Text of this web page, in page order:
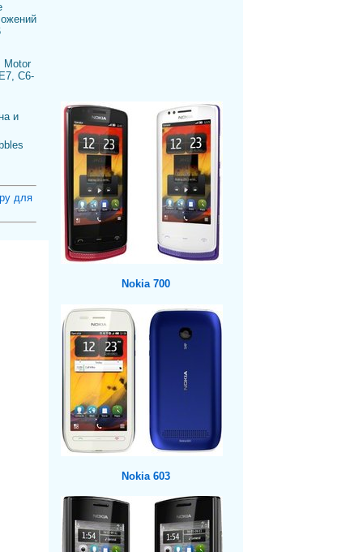
Nokia 700
Nokia 603
Motor
C6-
и
для